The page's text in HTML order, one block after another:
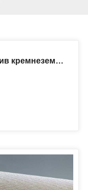
Кремнеземная ткань 96% против кремнеземной ткани 70%